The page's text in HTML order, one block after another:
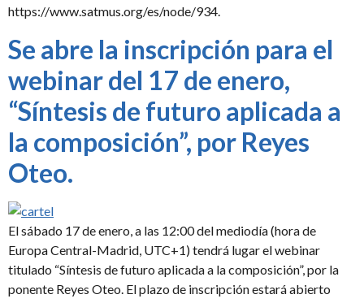
https://www.satmus.org/es/node/934.
Se abre la inscripción para el
webinar del 17 de enero,
“Síntesis de futuro aplicada a
la composición”, por Reyes
Oteo.
El sábado 17 de enero, a las 12:00 del mediodía (hora de
Europa Central-Madrid, UTC+1) tendrá lugar el webinar
titulado “Síntesis de futuro aplicada a la composición”, por la
ponente Reyes Oteo. El plazo de inscripción estará abierto